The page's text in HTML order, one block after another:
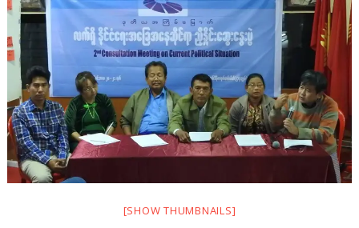
[SHOW THUMBNAILS]